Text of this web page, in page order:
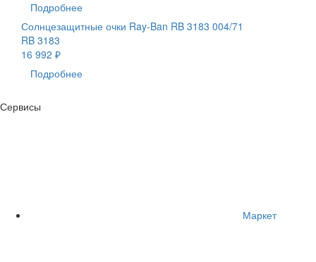
Подробнее
Солнцезащитные очки Ray-Ban RB 3183 004/71
RB 3183
16 992 ₽
Подробнее
Сервисы
Маркет